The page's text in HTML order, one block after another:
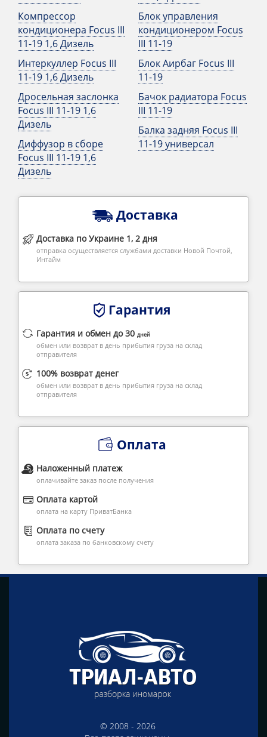
Компрессор
кондиционера Focus III
11-19 1,6 Дизель
Интеркуллер Focus III
11-19 1,6 Дизель
Дросельная заслонка
Focus III 11-19 1,6
Дизель
Диффузор в сборе
Focus III 11-19 1,6
Дизель
Блок управления
кондиционером Focus
III 11-19
Блок Аирбаг Focus III
11-19
Бачок радиатора Focus
III 11-19
Балка задняя Focus III
11-19 универсал
Доставка
Доставка по Украине 1, 2 дня
отправка осуществляется службами доставки Новой Почтой,
Интайм
Гарантия
Гарантия и обмен до 30 дней
обмен или возврат в день прибытия груза на склад
отправителя
100% возврат денег
обмен или возврат в день прибытия груза на склад
отправителя
Оплата
Наложенный платеж
оплачивайте заказ после получения
Оплата картой
оплата на карту ПриватБанка
Оплата по счету
оплата заказа по банковскому счету
© 2008 - 2026